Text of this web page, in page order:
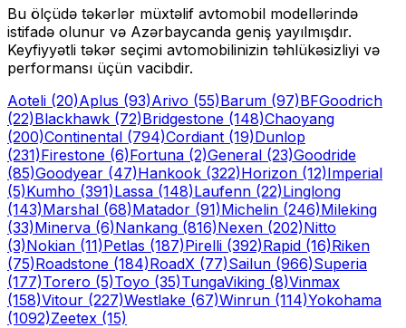
Bu ölçüdə təkərlər müxtəlif avtomobil modellərində
istifadə olunur və Azərbaycanda geniş yayılmışdır.
Keyfiyyətli təkər seçimi avtomobilinizin təhlükəsizliyi və
performansı üçün vacibdir.
Aoteli (20)Aplus (93)Arivo (55)Barum (97)BFGoodrich
(22)Blackhawk (72)Bridgestone (148)Chaoyang
(200)Continental (794)Cordiant (19)Dunlop
(231)Firestone (6)Fortuna (2)General (23)Goodride
(85)Goodyear (47)Hankook (322)Horizon (12)Imperial
(5)Kumho (391)Lassa (148)Laufenn (22)Linglong
(143)Marshal (68)Matador (91)Michelin (246)Mileking
(33)Minerva (6)Nankang (816)Nexen (202)Nitto
(3)Nokian (11)Petlas (187)Pirelli (392)Rapid (16)Riken
(75)Roadstone (184)RoadX (77)Sailun (966)Superia
(177)Torero (5)Toyo (35)TungaViking (8)Vinmax
(158)Vitour (227)Westlake (67)Winrun (114)Yokohama
(1092)Zeetex (15)